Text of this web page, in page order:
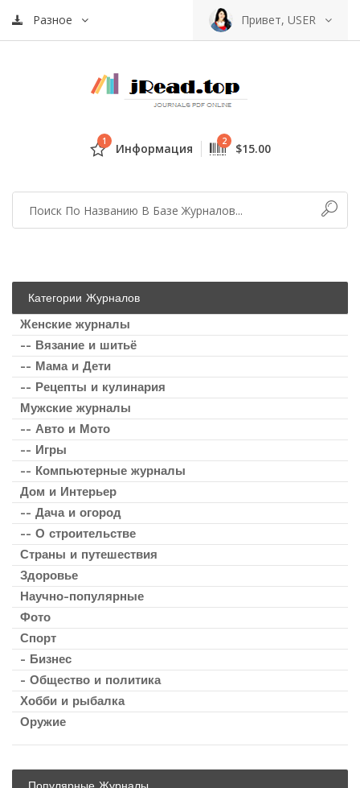
Разное Привет, USER
1 Информация 2 $15.00
Категории Журналов
Женские журналы
-- Вязание и шитьё
-- Мама и Дети
-- Рецепты и кулинария
Мужские журналы
-- Авто и Мото
-- Игры
-- Компьютерные журналы
Дом и Интерьер
-- Дача и огород
-- О строительстве
Страны и путешествия
Здоровье
Научно-популярные
Фото
Спорт
- Бизнес
- Общество и политика
Хобби и рыбалка
Оружие